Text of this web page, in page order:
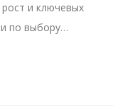
и ключевых
по выбору